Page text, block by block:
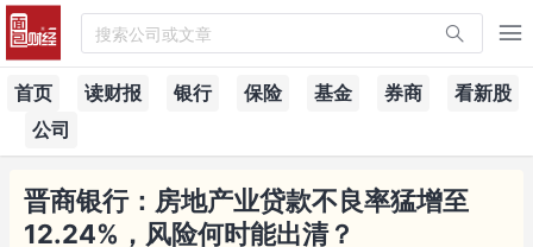
搜索公司或文章
首页 读财报 银行 保险 基金 券商
看新股
公司
晋商银行：房地产业贷款不良率猛增至
12.24%，风险何时能出清？